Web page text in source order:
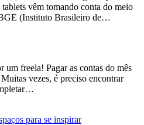
vêm tomando conta do meio
(Instituto Brasileiro de…
um freela! Pagar as contas do mês
vezes, é preciso encontrar
para se inspirar